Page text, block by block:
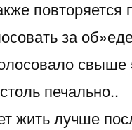
повторяется
за
печально..
жить лучше